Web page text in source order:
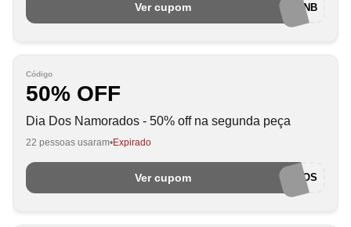
Ver cupom SALENB
Código
50% OFF
Dia Dos Namorados - 50% off na segunda peça
22 pessoas usaram Expirado
Ver cupom NAMORADOS